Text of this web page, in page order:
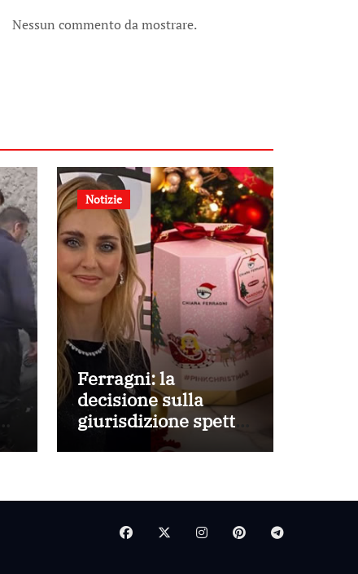
Nessun commento da mostrare.
Notizie
Ferragni: la
decisione sulla
giurisdizione spetta
alla Corte di